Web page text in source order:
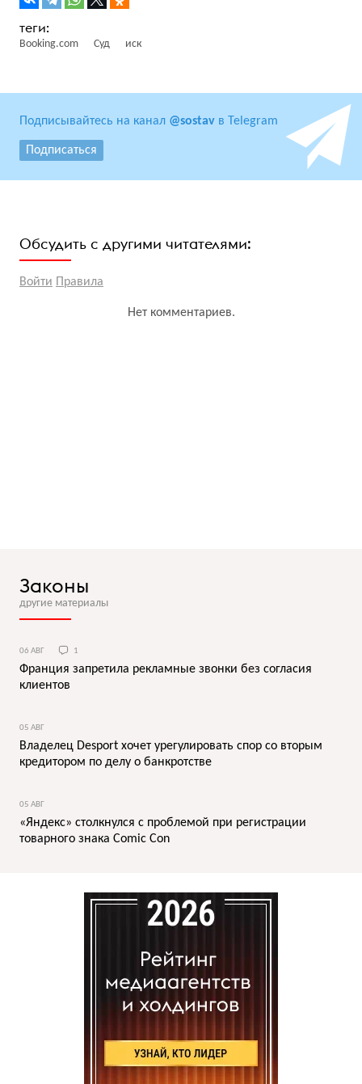
Booking.com Суд иск
Подписывайтесь на канал @sostav в Telegram
Подписаться
Обсудить с другими читателями:
Войти Правила
Нет комментариев.
Законы
другие материалы
06 АВГ 1
Франция запретила рекламные звонки без согласия
клиентов
05 АВГ
Владелец Desport хочет урегулировать спор со вторым
кредитором по делу о банкротстве
05 АВГ
«Яндекс» столкнулся с проблемой при регистрации
товарного знака Comic Con